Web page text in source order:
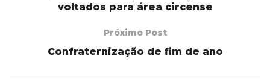
voltados para área circense
Próximo Post
Confraternização de fim de ano